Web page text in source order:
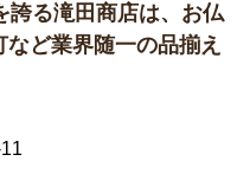
る滝田商店は、 お仏
など業界随一の品揃え